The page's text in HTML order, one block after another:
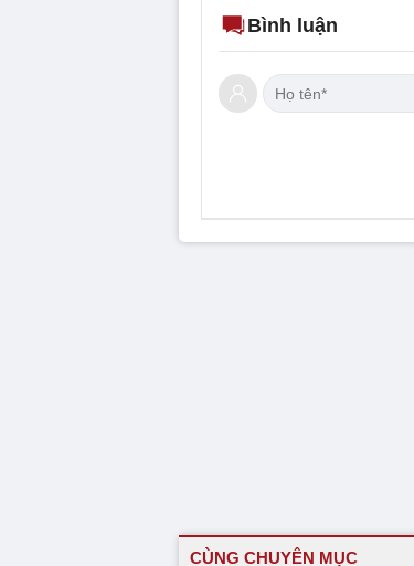
Bình luận
CÙNG CHUYÊN MỤC